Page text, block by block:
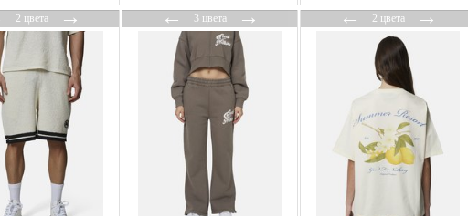
2 цвета→ ←3 цвета→ ←2 цвета→